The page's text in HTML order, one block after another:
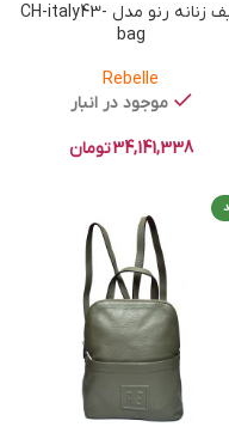
کیف زنانه رنو مدل CH-italy43-
bag
Rebelle
موجود در انبار
34,141,338تومان